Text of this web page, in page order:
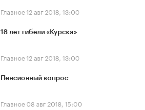
Главное12 авг 2018, 13:00
18 лет гибели «Курска»
Главное12 авг 2018, 13:00
Пенсионный вопрос
Главное 08 авг 2018, 15:00